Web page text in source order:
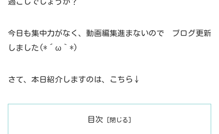
今日も集中力がなく、動画編集進まないので ブログ更新
しました(*´ω｀*)
さて、本日紹介しますのは、こちら↓
目次